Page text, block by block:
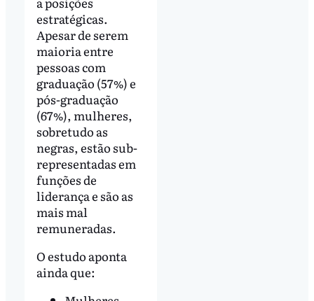
estratégicas.
Apesar de serem
maioria entre
pessoas com
graduação (57%) e
pós-graduação
(67%), mulheres,
sobretudo as
negras, estão sub-
representadas em
funções de
liderança e são as
mais mal
remuneradas.
O estudo aponta
ainda que: